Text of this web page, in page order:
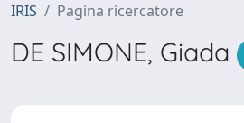
IRIS Pagina ricercatore
DE SIMONE, Giada